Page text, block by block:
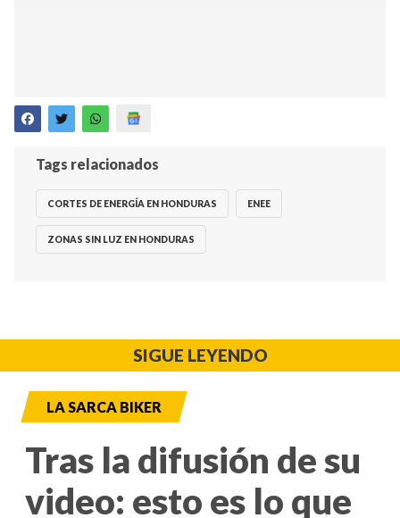
Tags relacionados
CORTES DE ENERGÍA EN HONDURAS ENEE
ZONAS SIN LUZ EN HONDURAS
SIGUE LEYENDO
LA SARCA BIKER
Tras la difusión de su
video: esto es lo que